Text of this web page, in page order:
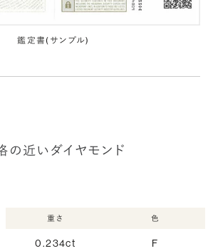
鑑定書(サンプル)
の近いダイヤモンド
重さ
0.234ct
色
F